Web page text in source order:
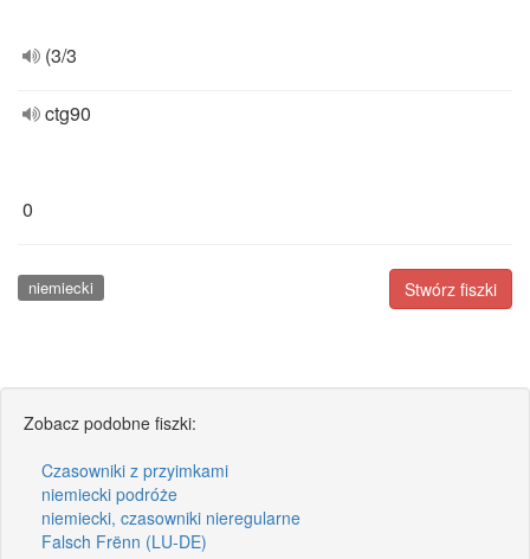
(3/3
ctg90
0
Stwórz fiszki
niemiecki
Zobacz podobne fiszki:
Czasowniki z przyimkami
niemiecki podróże
niemiecki, czasowniki nieregularne
Falsch Frënn (LU-DE)